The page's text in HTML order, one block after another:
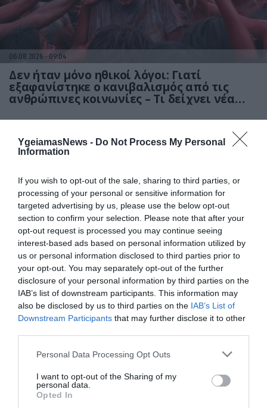
YgeiamasNews - Do Not Process My Personal
Information
If you wish to opt-out of the sale, sharing to third parties, or
processing of your personal or sensitive information for
targeted advertising by us, please use the below opt-out
section to confirm your selection. Please note that after your
opt-out request is processed you may continue seeing
interest-based ads based on personal information utilized by
us or personal information disclosed to third parties prior to
your opt-out. You may separately opt-out of the further
disclosure of your personal information by third parties on the
IAB’s list of downstream participants. This information may
also be disclosed by us to third parties on the IAB’s List of
Downstream Participants that may further disclose it to other
Please note that this website/app uses one or more Google
not limited to your visit or usage behaviour. You may click to
grant or deny consent to Google and its third-party tags to
use your data for below specified purposes in below Google
Personal Data Processing Opt Outs
I want to opt-out of the Sharing of my
personal data.
Opted In
06.08.2026 09:04
Δεν ήταν μόνο ηθικοί λόγοι: Γιατί
εξαφανίστηκε ο κανιβαλισμός από τις
ανθρώπινες κοινωνίες – Τι δείχνει νέα
01.08.2026 15:06
Αυτό είναι το σύμπτωμα του καρκίνου του
δέρματος που μπορεί να εντοπιστεί στο
κομμωτήριο! – Τι δείχνει νέα έρευνα